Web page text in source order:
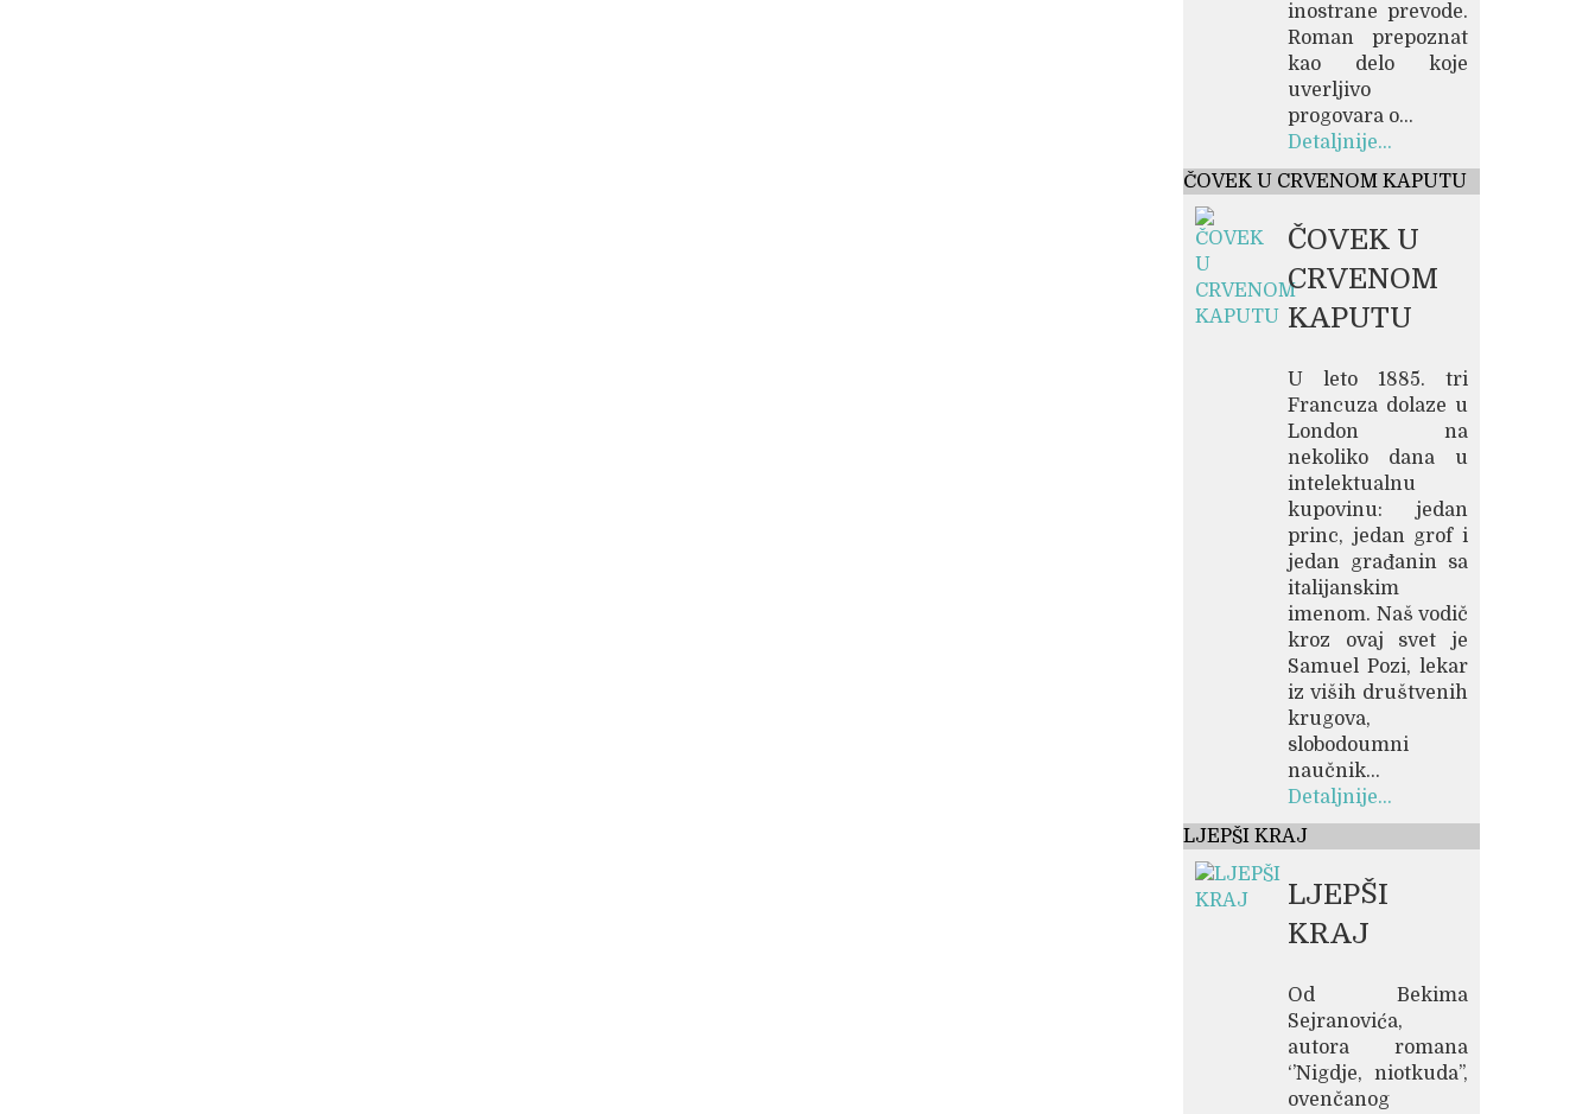
inostrane prevode.
Roman prepoznat
kao delo koje
uverljivo
progovara o...
Detaljnije...
ČOVEK U CRVENOM KAPUTU
ČOVEK U
CRVENOM
KAPUTU
U leto 1885. tri
Francuza dolaze u
London na
nekoliko dana u
intelektualnu
kupovinu: jedan
princ, jedan grof i
jedan građanin sa
italijanskim
imenom. Naš vodič
kroz ovaj svet je
Samuel Pozi, lekar
iz viših društvenih
krugova,
slobodoumni
naučnik...
Detaljnije...
LJEPŠI KRAJ
LJEPŠI
KRAJ
Od Bekima
Sejranovića,
autora romana
‘’Nigdje, niotkuda’’,
ovenčanog